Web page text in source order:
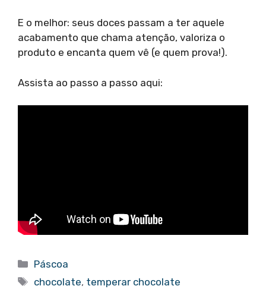
E o melhor: seus doces passam a ter aquele
acabamento que chama atenção, valoriza o
produto e encanta quem vê (e quem prova!).
Assista ao passo a passo aqui:
Categorias
Páscoa
Tags
chocolate, temperar chocolate